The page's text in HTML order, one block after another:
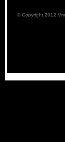
© Copyright 2012